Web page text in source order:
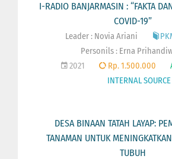
I-RADIO BANJARMASIN : “FAKTA
COVID-19”
Leader : Novia Ariani
Personils : Erna
2021 Rp. 1.500.000
INTERNAL SOURCE
DESA BINAAN TATAH LAYAP:
TANAMAN UNTUK
TUBUH